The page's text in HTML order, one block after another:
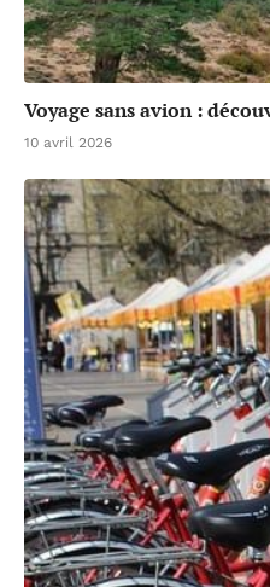
Voyage sans avion :
10 avril 2026